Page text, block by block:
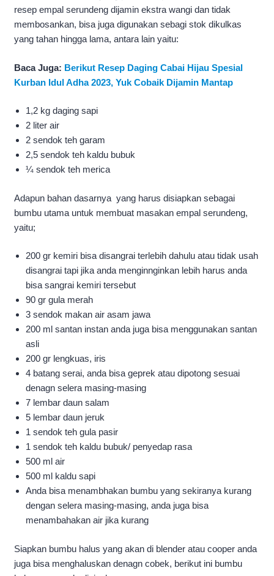
resep empal serundeng dijamin ekstra wangi dan tidak
membosankan, bisa juga digunakan sebagi stok dikulkas
yang tahan hingga lama, antara lain yaitu:
Baca Juga: Berikut Resep Daging Cabai Hijau Spesial
Kurban Idul Adha 2023, Yuk Cobaik Dijamin Mantap
1,2 kg daging sapi
2 liter air
2 sendok teh garam
2,5 sendok teh kaldu bubuk
¼ sendok teh merica
Adapun bahan dasarnya yang harus disiapkan sebagai
bumbu utama untuk membuat masakan empal serundeng,
yaitu;
200 gr kemiri bisa disangrai terlebih dahulu atau tidak usah
disangrai tapi jika anda menginnginkan lebih harus anda
bisa sangrai kemiri tersebut
90 gr gula merah
3 sendok makan air asam jawa
200 ml santan instan anda juga bisa menggunakan santan
asli
200 gr lengkuas, iris
4 batang serai, anda bisa geprek atau dipotong sesuai
denagn selera masing-masing
7 lembar daun salam
5 lembar daun jeruk
1 sendok teh gula pasir
1 sendok teh kaldu bubuk/ penyedap rasa
500 ml air
500 ml kaldu sapi
Anda bisa menambhakan bumbu yang sekiranya kurang
dengan selera masing-masing, anda juga bisa
menambahakan air jika kurang
Siapkan bumbu halus yang akan di blender atau cooper anda
juga bisa menghaluskan denagn cobek, berikut ini bumbu